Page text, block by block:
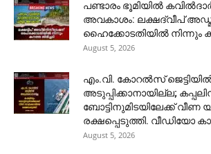
പണ്ടാരം ഭൂമിയിൽ
അവകാശം: ലക്ഷദ്വീപ്
ഹൈക്കോടതിയിൽ നിന്നും
August 5, 2026
​എം.വി. കോറൽസ്
അടുപ്പിക്കാനായില്ല;
ബോട്ടിനുമിടയിലേക്ക് വീണ
രക്ഷപ്പെടുത്തി. വീഡിയോ
August 5, 2026